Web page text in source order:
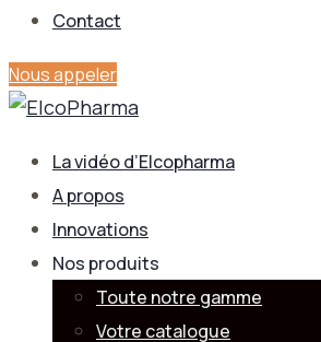
Contact
Nous appeler
La vidéo d’Elcopharma
A propos
Innovations
Nos produits
Toute notre gamme
Votre catalogue